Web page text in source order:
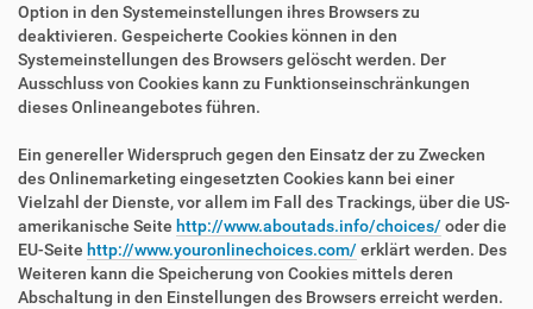
Option in den Systemeinstellungen ihres Browsers zu
deaktivieren. Gespeicherte Cookies können in den
Systemeinstellungen des Browsers gelöscht werden. Der
Ausschluss von Cookies kann zu Funktionseinschränkungen
dieses Onlineangebotes führen.
Ein genereller Widerspruch gegen den Einsatz der zu Zwecken
des Onlinemarketing eingesetzten Cookies kann bei einer
Vielzahl der Dienste, vor allem im Fall des Trackings, über die US-
amerikanische Seite http://www.aboutads.info/choices/ oder die
EU-Seite http://www.youronlinechoices.com/ erklärt werden. Des
Weiteren kann die Speicherung von Cookies mittels deren
Abschaltung in den Einstellungen des Browsers erreicht werden.